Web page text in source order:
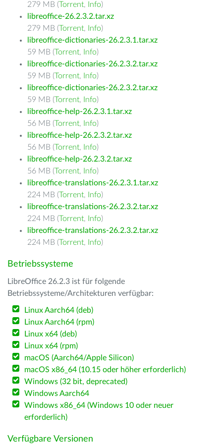
279 MB (Torrent, Info)
libreoffice-26.2.3.2.tar.xz
279 MB (Torrent, Info)
libreoffice-dictionaries-26.2.3.1.tar.xz
59 MB (Torrent, Info)
libreoffice-dictionaries-26.2.3.2.tar.xz
59 MB (Torrent, Info)
libreoffice-dictionaries-26.2.3.2.tar.xz
59 MB (Torrent, Info)
libreoffice-help-26.2.3.1.tar.xz
56 MB (Torrent, Info)
libreoffice-help-26.2.3.2.tar.xz
56 MB (Torrent, Info)
libreoffice-help-26.2.3.2.tar.xz
56 MB (Torrent, Info)
libreoffice-translations-26.2.3.1.tar.xz
224 MB (Torrent, Info)
libreoffice-translations-26.2.3.2.tar.xz
224 MB (Torrent, Info)
libreoffice-translations-26.2.3.2.tar.xz
224 MB (Torrent, Info)
Betriebssysteme
LibreOffice 26.2.3 ist für folgende
Betriebssysteme/Architekturen verfügbar:
Linux Aarch64 (deb)
Linux Aarch64 (rpm)
Linux x64 (deb)
Linux x64 (rpm)
macOS (Aarch64/Apple Silicon)
macOS x86_64 (10.15 oder höher erforderlich)
Windows (32 bit, deprecated)
Windows Aarch64
Windows x86_64 (Windows 10 oder neuer
erforderlich)
Verfügbare Versionen